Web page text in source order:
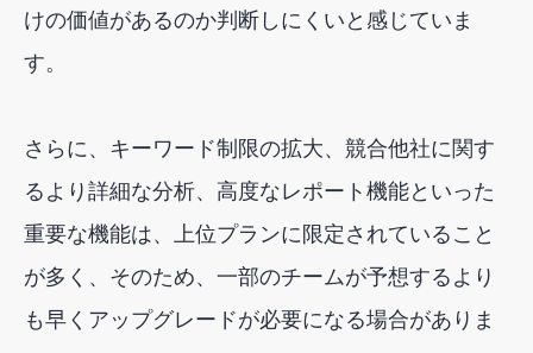
けの価値があるのか判断しにくいと感じていま
す。
さらに、キーワード制限の拡大、競合他社に関す
るより詳細な分析、高度なレポート機能といった
重要な機能は、上位プランに限定されていること
が多く、そのため、一部のチームが予想するより
も早くアップグレードが必要になる場合がありま